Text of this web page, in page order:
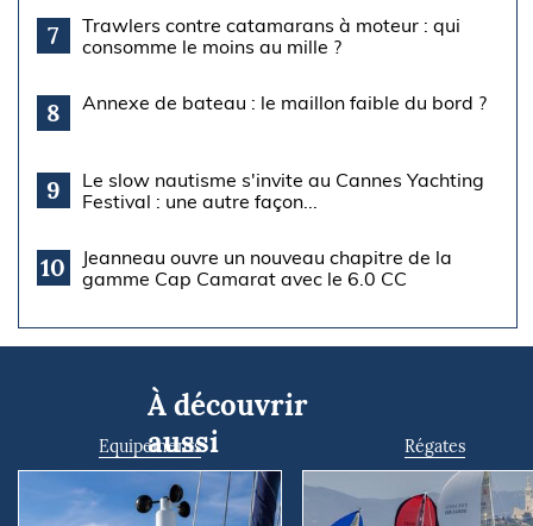
7
Trawlers contre catamarans à moteur : qui
consomme le moins au mille ?
8 Annexe de bateau : le maillon faible du bord ?
9
Le slow nautisme s'invite au Cannes Yachting
Festival : une autre façon...
10
Jeanneau ouvre un nouveau chapitre de la
gamme Cap Camarat avec le 6.0 CC
À découvrir
aussi
Equipements Régates